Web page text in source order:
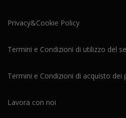
Privacy&Cookie Policy
Termini e Condizioni di utilizzo del
Termini e Condizioni di acquisto dei
Lavora con noi